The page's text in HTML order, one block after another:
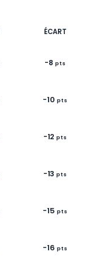
ÉCART
-8 pts
-10 pts
-12 pts
-13 pts
-15 pts
-16 pts